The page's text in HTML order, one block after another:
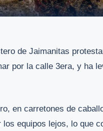
de Jaimanitas
por la calle 3era, y ha
en carretones de
equipos lejos, lo que